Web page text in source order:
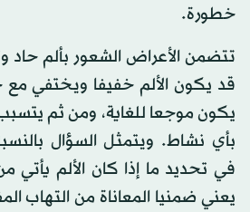
خطورة.
تتضمن الأعراض الشعور بألم حاد
قد يكون الألم خفيفا ويختفي مع
يكون موجعا للغاية، ومن ثم
بأي نشاط. ويتمثل السؤال
في تحديد ما إذا كان الألم يأتي
يعني ضمنيا المعاناة من التهاب